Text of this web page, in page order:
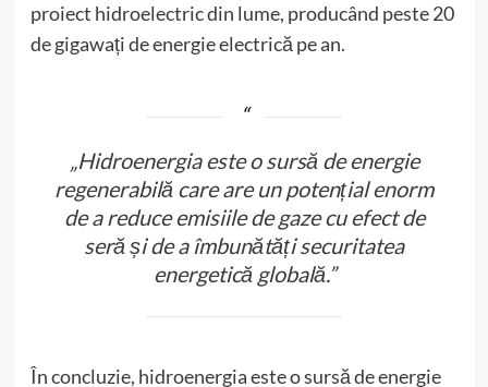
proiect hidroelectric din lume, producând peste 20
de gigawați de energie electrică pe an.
„Hidroenergia este o sursă de energie
regenerabilă care are un potențial enorm
de a reduce emisiile de gaze cu efect de
seră și de a îmbunătăți securitatea
energetică globală.”
În concluzie, hidroenergia este o sursă de energie